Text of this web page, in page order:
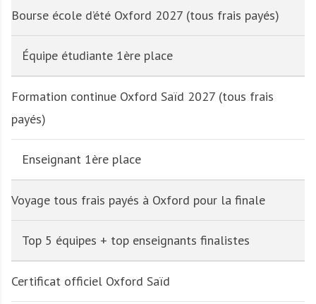
Bourse école d’été Oxford 2027 (tous frais payés)
Équipe étudiante 1ère place
Formation continue Oxford Saïd 2027 (tous frais
payés)
Enseignant 1ère place
Voyage tous frais payés à Oxford pour la finale
Top 5 équipes + top enseignants finalistes
Certificat officiel Oxford Saïd